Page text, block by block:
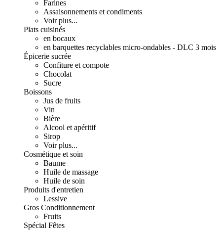
Farines
Assaisonnements et condiments
Voir plus...
Plats cuisinés
en bocaux
en barquettes recyclables micro-ondables - DLC 3 mois
Épicerie sucrée
Confiture et compote
Chocolat
Sucre
Boissons
Jus de fruits
Vin
Bière
Alcool et apéritif
Sirop
Voir plus...
Cosmétique et soin
Baume
Huile de massage
Huile de soin
Produits d'entretien
Lessive
Gros Conditionnement
Fruits
Spécial Fêtes